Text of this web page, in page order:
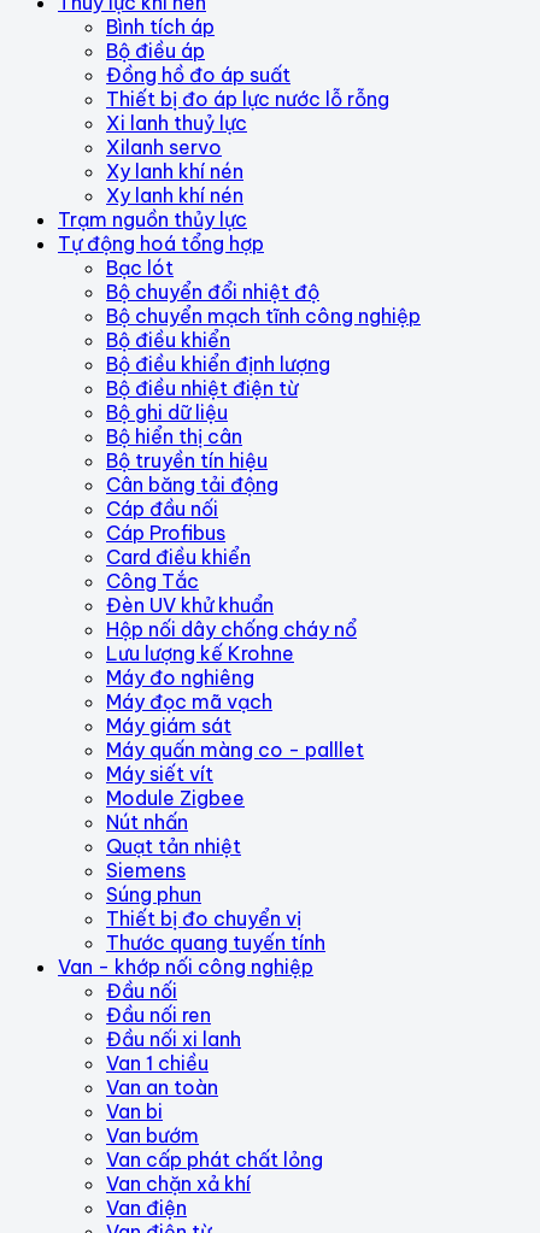
Bình tích áp
Bộ điều áp
Đồng hồ đo áp suất
Thiết bị đo áp lực nước lỗ rỗng
Xi lanh thuỷ lực
Xilanh servo
Xy lanh khí nén
Xy lanh khí nén
Trạm nguồn thủy lực
Tự động hoá tổng hợp
Bạc lót
Bộ chuyển đổi nhiệt độ
Bộ chuyển mạch tĩnh công nghiệp
Bộ điều khiển
Bộ điều khiển định lượng
Bộ điều nhiệt điện từ
Bộ ghi dữ liệu
Bộ hiển thị cân
Bộ truyền tín hiệu
Cân băng tải động
Cáp đầu nối
Cáp Profibus
Card điều khiển
Công Tắc
Đèn UV khử khuẩn
Hộp nối dây chống cháy nổ
Lưu lượng kế Krohne
Máy đo nghiêng
Máy đọc mã vạch
Máy giám sát
Máy quấn màng co - palllet
Máy siết vít
Module Zigbee
Nút nhấn
Quạt tản nhiệt
Siemens
Súng phun
Thiết bị đo chuyển vị
Thước quang tuyến tính
Van - khớp nối công nghiệp
Đầu nối
Đầu nối ren
Đầu nối xi lanh
Van 1 chiều
Van an toàn
Van bi
Van bướm
Van cấp phát chất lỏng
Van chặn xả khí
Van điện